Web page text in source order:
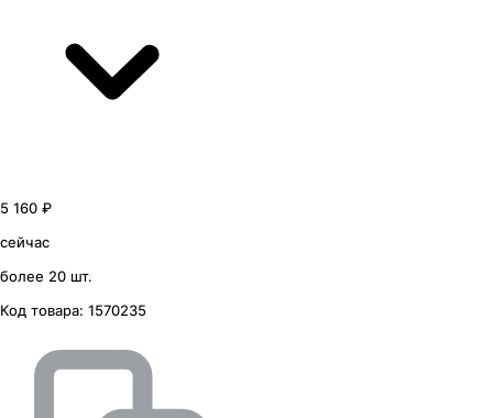
5 160 ₽
сейчас
более 20 шт.
Код товара: 1570235